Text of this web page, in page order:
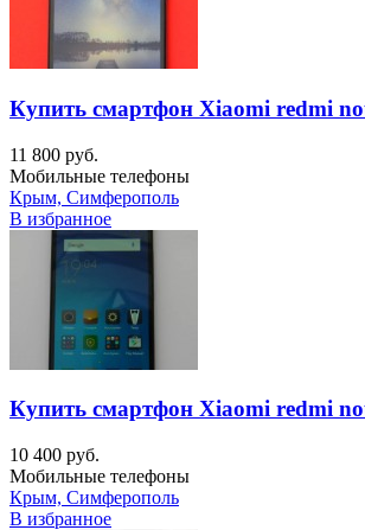
Купить смартфон Xiaomi redmi
11 800 руб.
Мобильные телефоны
Крым, Симферополь
В избранное
Купить смартфон Xiaomi redmi
10 400 руб.
Мобильные телефоны
Крым, Симферополь
В избранное